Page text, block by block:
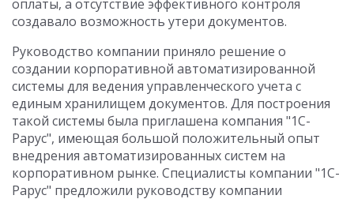
оплаты, а отсутствие эффективного контроля
создавало возможность утери документов.
Руководство компании приняло решение о
создании корпоративной автоматизированной
системы для ведения управленческого учета с
единым хранилищем документов. Для построения
такой системы была приглашена компания "1С-
Рарус", имеющая большой положительный опыт
внедрения автоматизированных систем на
корпоративном рынке. Специалисты компании "1С-
Рарус" предложили руководству компании